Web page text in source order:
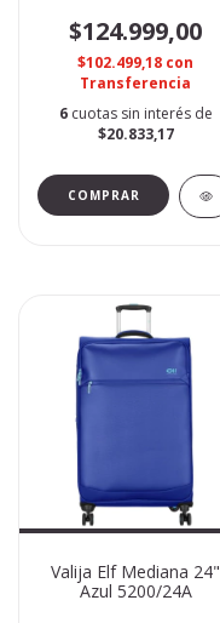
$124.999,00
$102.499,18 con
Transferencia
6 cuotas sin interés de
$20.833,17
Valija Elf Mediana 24"
Azul 5200/24A